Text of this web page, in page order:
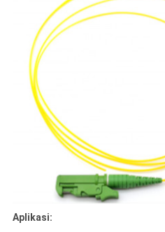
Aplikasi: